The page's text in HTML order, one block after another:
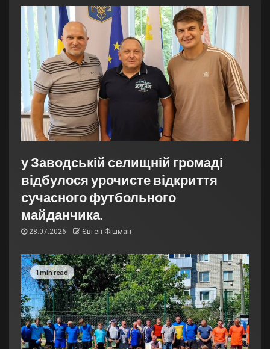
у Заводській селищній громаді
відбулося урочисте відкриття
сучасного футбольного
майданчика.
28.07.2026 Євген Фішман
1 min read